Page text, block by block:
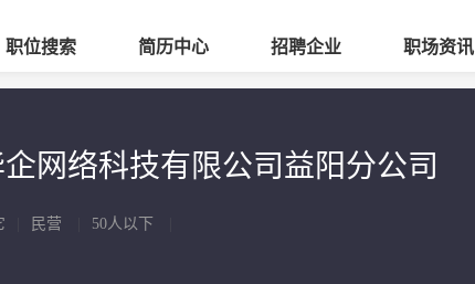
职位搜索 简历中心 招聘企业 职场资讯
网络科技有限公司益阳分公司
民营 50人以下